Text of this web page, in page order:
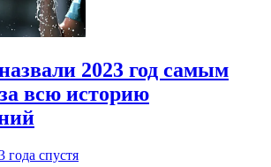
2023 год самым
всю историю
года спустя